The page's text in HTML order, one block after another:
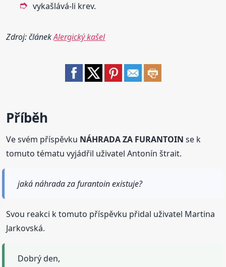
vykašlává-li krev.
Zdroj: článekAlergický kašel
Příběh
Ve svém příspěvku NÁHRADA ZA FURANTOIN se k
tomuto tématu vyjádřil uživatel Antonín štrait.
jaká náhrada za furantoin existuje?
Svou reakci k tomuto příspěvku přidal uživatel Martina
Jarkovská.
Dobrý den,